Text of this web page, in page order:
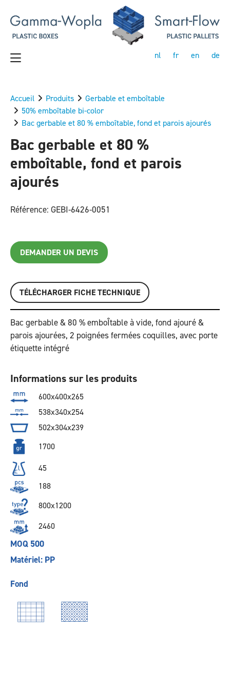
nl fr en de
Accueil Produits
Gerbable et emboîtable
50% emboîtable bi-color
Bac gerbable et 80 % emboîtable, fond et parois ajourés
Bac gerbable et 80 %
emboîtable, fond et parois
ajourés
Référence: GEBI-6426-0051
DEMANDER UN DEVIS
TÉLÉCHARGER FICHE TECHNIQUE
Bac gerbable & 80 % emboÎtable à vide, fond ajouré &
parois ajourées, 2 poignées fermées coquilles, avec porte
étiquette intégré
Informations sur les produits
600x400x265
538x340x254
502x304x239
1700
45
188
800x1200
2460
MOQ 500
Matériel: PP
Fond